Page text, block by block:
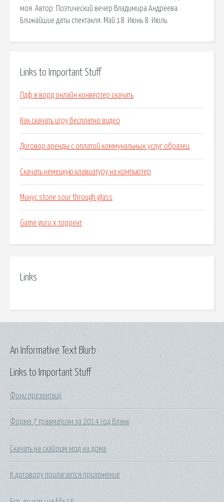
моя. Автор: Поэтический вечер Владимира Андреева.
Ближайшие даты спектакля: Май 18. Июнь 8. Июль.
Links to Important Stuff
Пдф в ворд онлайн конвертер скачать
Как скачать игру бесплатно видео
Договор аренды с оплатой коммунальных услуг образец
Скачать немецкую клавиатуру на компьютер
Минус stone sour through glass
Game guru x торрент
Links
Links to Important Stuff
Фони презентації
Форма 7 травматизм за 2014 год бланк
Скачать на скайрим мод на дома
К договору прилагается приложение
An Informative Text Blurb